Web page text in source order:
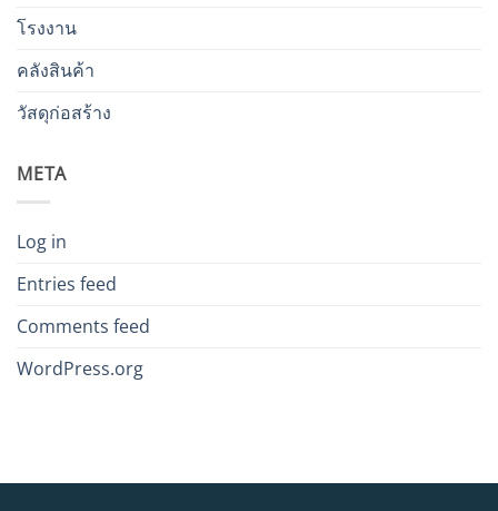
โรงงาน
คลังสินค้า
วัสดุก่อสร้าง
META
Log in
Entries feed
Comments feed
WordPress.org